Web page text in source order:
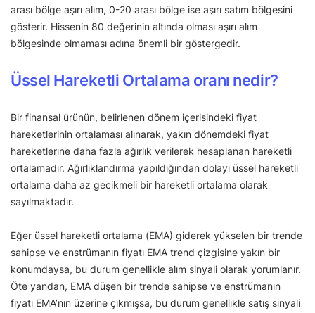
arası bölge aşırı alım, 0-20 arası bölge ise aşırı satım bölgesini
gösterir. Hissenin 80 değerinin altında olması aşırı alım
bölgesinde olmaması adına önemli bir göstergedir.
Üssel Hareketli Ortalama oranı nedir?
Bir finansal ürünün, belirlenen dönem içerisindeki fiyat
hareketlerinin ortalaması alınarak, yakın dönemdeki fiyat
hareketlerine daha fazla ağırlık verilerek hesaplanan hareketli
ortalamadır. Ağırlıklandırma yapıldığından dolayı üssel hareketli
ortalama daha az gecikmeli bir hareketli ortalama olarak
sayılmaktadır.
Eğer üssel hareketli ortalama (EMA) giderek yükselen bir trende
sahipse ve enstrümanın fiyatı EMA trend çizgisine yakın bir
konumdaysa, bu durum genellikle alım sinyali olarak yorumlanır.
Öte yandan, EMA düşen bir trende sahipse ve enstrümanın
fiyatı EMA’nın üzerine çıkmışsa, bu durum genellikle satış sinyali